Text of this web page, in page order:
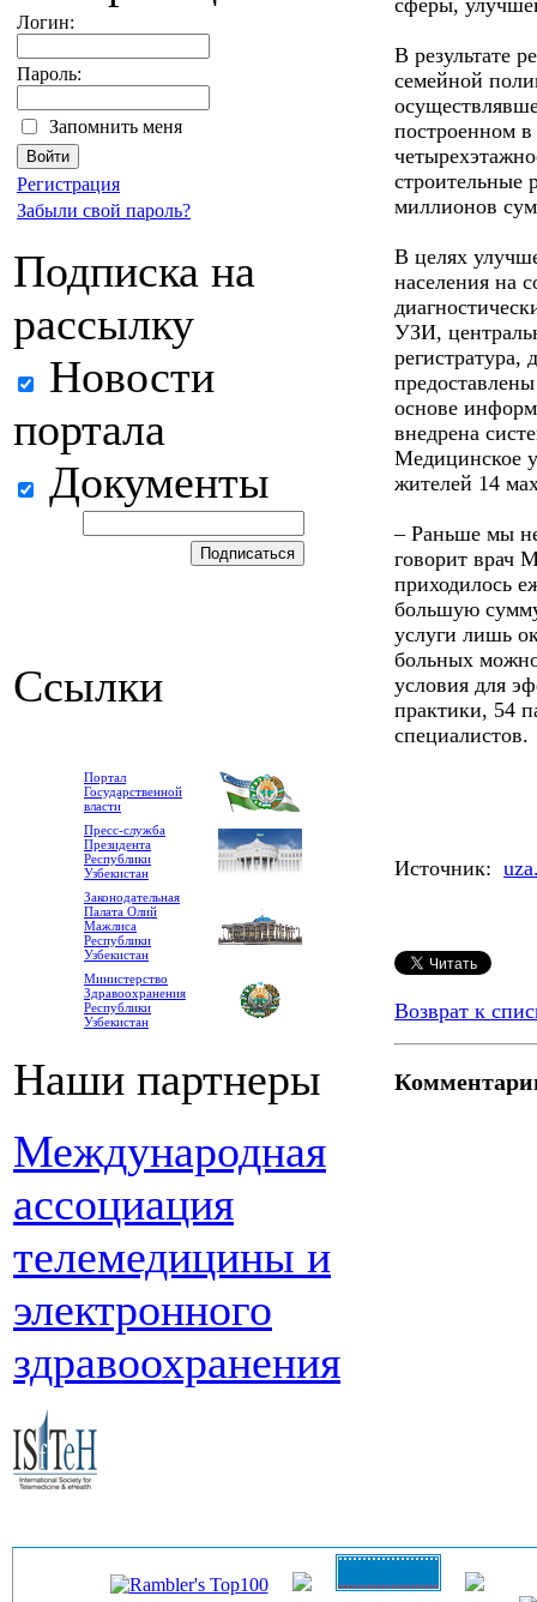
Логин:
Пароль:
Запомнить меня
Регистрация
Забыли свой пароль?
Подписка на
рассылку
Новости
портала
Документы
Ссылки
Портал
Государственной
власти
Пресс-служба
Президента
Республики
Узбекистан
Законодательная
Палата Олий
Мажлиса
Республики
Узбекистан
Министерство
Здравоохранения
Республики
Узбекистан
Наши партнеры
Международная
ассоциация
телемедицины и
электронного
здравоохранения
сферы,
В результате
семейной
построенном
строительные
миллионов
В целях
населения на
УЗИ,
регистратура,
основе
внедрена
Медицинское
жителей 14
– Раньше мы
говорит врач
приходилось
большую
услуги лишь
больных можно
условия для
практики, 54
специалистов.
Источник:
Возврат к